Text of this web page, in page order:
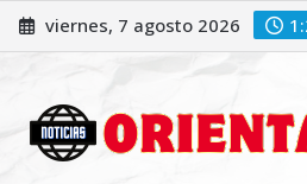
Saltar
al
viernes, 7 agosto 2026